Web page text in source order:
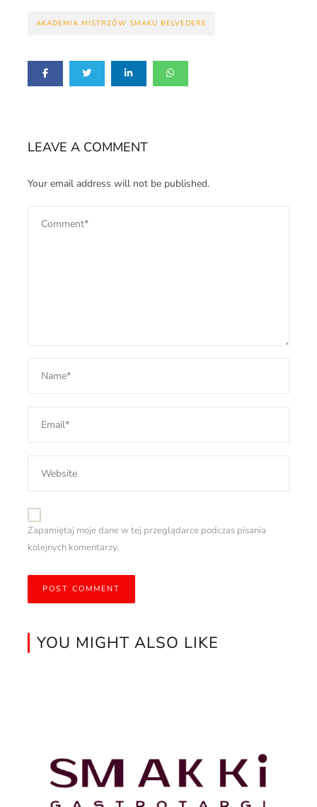
AKADEMIA MISTRZÓW SMAKU BELVEDERE
LEAVE A COMMENT
Your email address will not be published.
Zapamiętaj moje dane w tej przeglądarce podczas pisania
kolejnych komentarzy.
YOU MIGHT ALSO LIKE